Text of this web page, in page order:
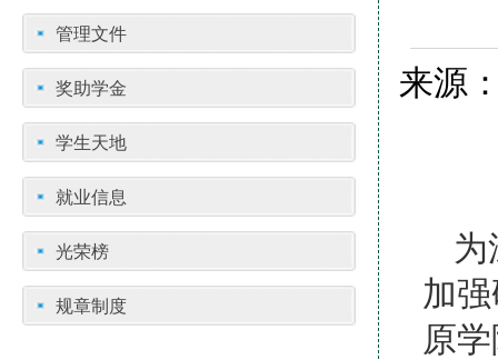
管理文件
奖助学金
学生天地
就业信息
光荣榜
规章制度
来源
为
加
原